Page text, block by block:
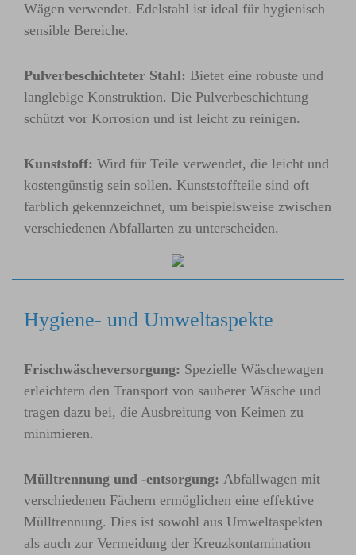
Wägen verwendet. Edelstahl ist ideal für hygienisch
sensible Bereiche.
Pulverbeschichteter Stahl: Bietet eine robuste und
langlebige Konstruktion. Die Pulverbeschichtung
schützt vor Korrosion und ist leicht zu reinigen.
Kunststoff: Wird für Teile verwendet, die leicht und
kostengünstig sein sollen. Kunststoffteile sind oft
farblich gekennzeichnet, um beispielsweise zwischen
verschiedenen Abfallarten zu unterscheiden.
Hygiene- und Umweltaspekte
Frischwäscheversorgung: Spezielle Wäschewagen
erleichtern den Transport von sauberer Wäsche und
tragen dazu bei, die Ausbreitung von Keimen zu
minimieren.
Mülltrennung und -entsorgung: Abfallwagen mit
verschiedenen Fächern ermöglichen eine effektive
Mülltrennung. Dies ist sowohl aus Umweltaspekten
als auch zur Vermeidung der Kreuzkontamination